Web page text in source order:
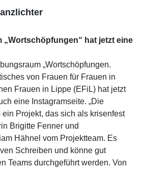
„Wortschöpfungen“ hat jetzt eine
„Wortschöpfungen.
von Frauen für Frauen in
Frauen in Lippe (EFiL) hat jetzt
eine Instagramseite. „Die
Projekt, das sich als krisenfest
Brigitte Fenner und
Hähnel vom Projektteam. Es
Schreiben und könne gut
Teams durchgeführt werden. Von